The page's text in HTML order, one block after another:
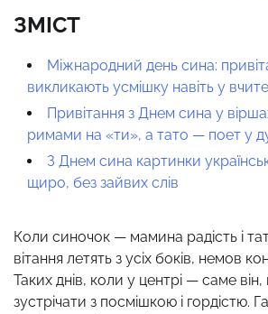
ЗМІСТ
Міжнародний день сина:
викликають усмішку навіть у
Привітання з Днем сина у
римами на «ти», а тато — поет у
З Днем сина картинки
щиро, без зайвих слів
Коли синочок — мамина радість і
вітання летять з усіх боків, немов
Таких днів, коли у центрі — саме
зустрічати з посмішкою і гордістю.